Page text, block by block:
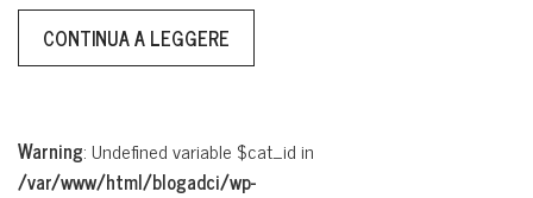
CONTINUA A LEGGERE
Warning: Undefined variable $cat_id in
/var/www/html/blogadci/wp-